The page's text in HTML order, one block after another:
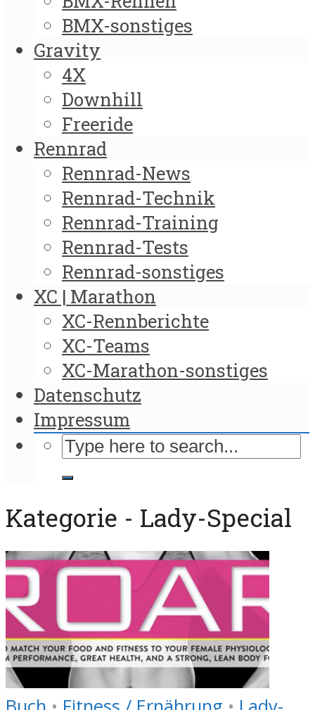
BMX-sonstiges
Gravity
4X
Downhill
Freeride
Rennrad
Rennrad-News
Rennrad-Technik
Rennrad-Training
Rennrad-Tests
Rennrad-sonstiges
XC | Marathon
XC-Rennberichte
XC-Teams
XC-Marathon-sonstiges
Datenschutz
Impressum
Kategorie - Lady-Special